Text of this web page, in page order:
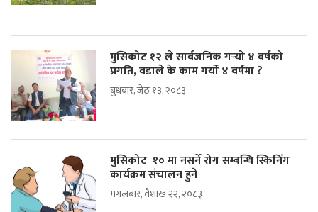
मुसिकोट १२ ले सार्वजनिक गर्‍यो ४ वर्षको
प्रगति, वडाले के काम गर्याे ४ वर्षमा ?
बुधबार, जेठ १३, २०८३
मुसिकोट १० मा नसर्ने रोग सम्बन्धि स्किनिंग
कार्यक्रम संचालन हुने
मंगलबार, वैशाख २२, २०८३